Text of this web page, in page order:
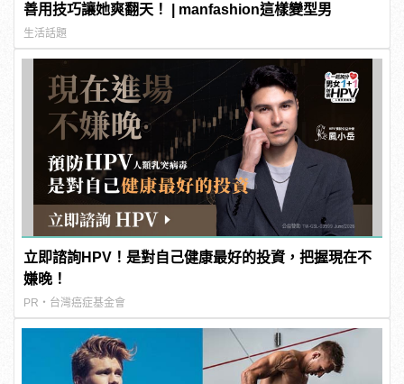
善用技巧讓她爽翻天！ | manfashion這樣變型男
生活話題
立即諮詢HPV！是對自己健康最好的投資，把握現在不
嫌晚！
PR・台灣癌症基金會